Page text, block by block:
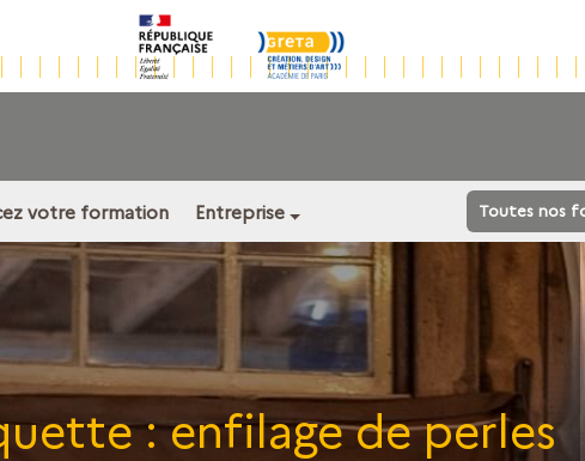
votre formation Entreprise Toutes nos
:enfilage de perles